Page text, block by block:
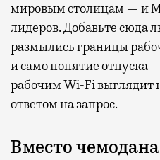
мировым столицам — и
лидеров. Добавьте сюда
размылись границы
и само понятие отпуска
рабочим Wi-Fi выглядит
ответом на запрос.
Вместо чемодана